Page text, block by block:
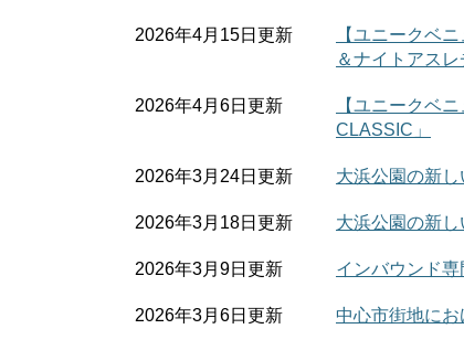
2026年4月15日更新
【ユニークベ
＆ナイトアスレ
2026年4月6日更新
【ユニークベ
CLASSIC」
2026年3月24日更新 大浜公園の新し
2026年3月18日更新 大浜公園の新し
2026年3月9日更新 インバウンド
2026年3月6日更新 中心市街地に